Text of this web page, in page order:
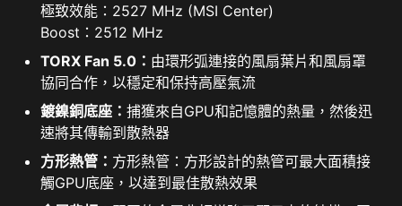
極致效能：2527 MHz (MSI Center)
Boost：2512 MHz
TORX Fan 5.0： 由環形弧連接的風扇葉片和風扇罩
協同合作，以穩定和保持高壓氣流
鍍鎳銅底座： 捕獲來自GPU和記憶體的熱量，然後迅
速將其傳輸到散熱器
方形熱管： 方形熱管：方形設計的熱管可最大面積接
觸GPU底座，以達到最佳散熱效果